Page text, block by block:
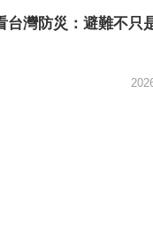
台灣防災：避難不只